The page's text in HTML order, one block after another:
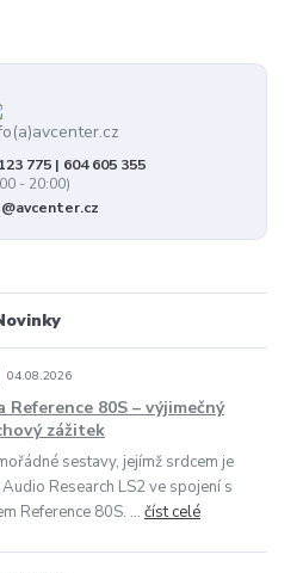
775 | 604 605 355
- 20:00)
04.08.2026
Reference 80S – výjimečný
zážitek
sestavy, jejímž srdcem je
Research LS2 ve spojení s
Reference 80S. ... číst celé